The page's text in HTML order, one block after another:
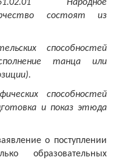
Народное
состоят из
способностей
танца или
способностей
и показ этюда
о поступлении
образовательных